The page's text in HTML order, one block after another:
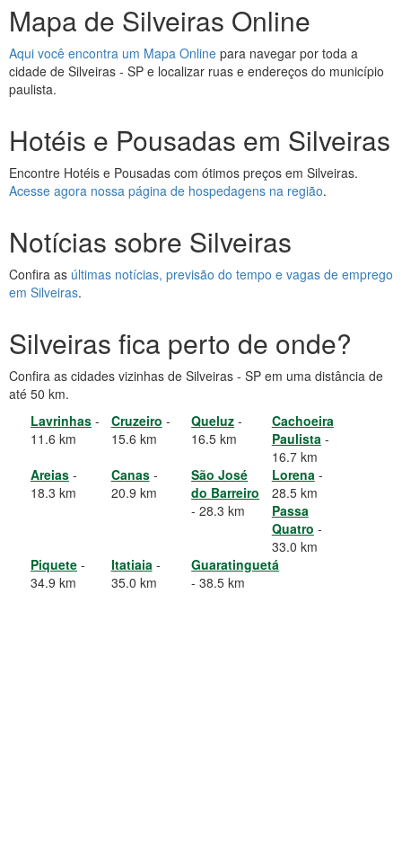
Mapa de Silveiras Online
Aqui você encontra um Mapa Online para navegar por toda a
cidade de Silveiras - SP e localizar ruas e endereços do município
paulista.
Hotéis e Pousadas em Silveiras
Encontre Hotéis e Pousadas com ótimos preços em Silveiras.
Acesse agora nossa página de hospedagens na região.
Notícias sobre Silveiras
Confira as últimas notícias, previsão do tempo e vagas de emprego
em Silveiras.
Silveiras fica perto de onde?
Confira as cidades vizinhas de Silveiras - SP em uma distância de
até 50 km.
Lavrinhas -
11.6 km
Cruzeiro -
15.6 km
Queluz -
16.5 km
Cachoeira
Paulista-
16.7 km
Areias -
18.3 km
Canas-
20.9 km
São José
do Barreiro
- 28.3 km
Lorena-
28.5 km
Passa
Quatro -
33.0 km
Piquete -
34.9 km
Itatiaia-
35.0 km
Guaratinguetá
- 38.5 km